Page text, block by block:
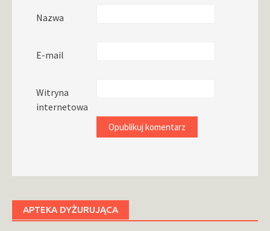
Nazwa
E-mail
Witryna
internetowa
APTEKA DYŻURUJĄCA